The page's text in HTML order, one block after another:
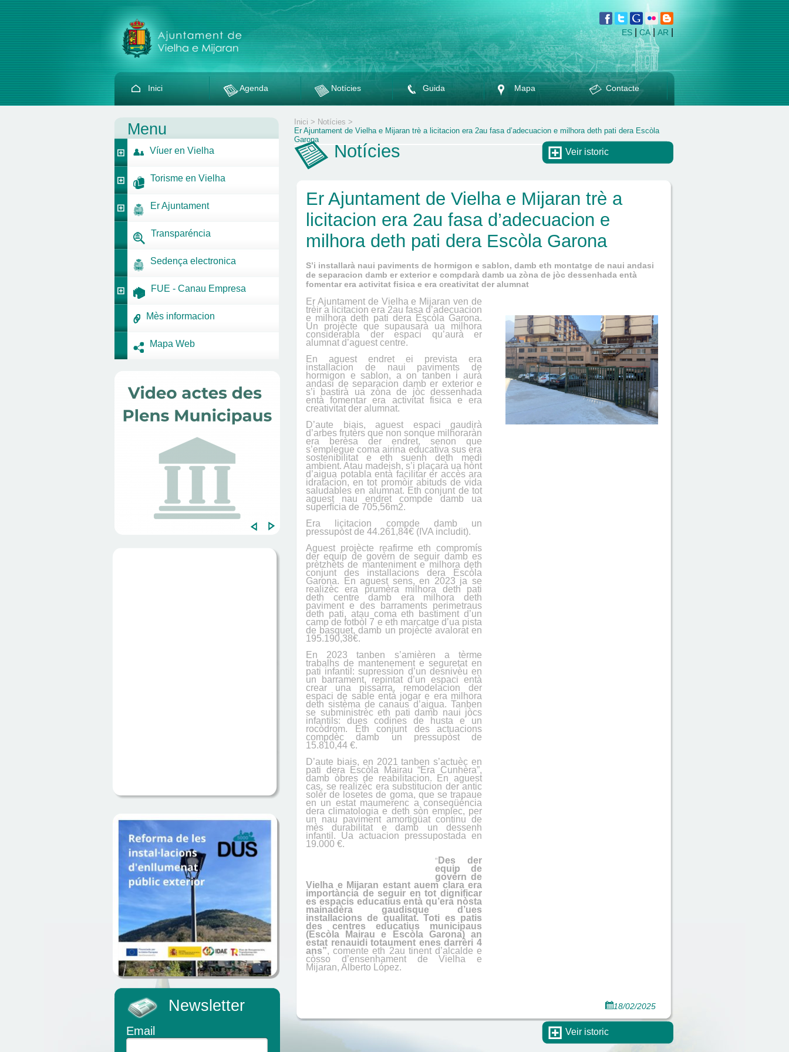
ES CA | AR
Inici Agenda Notícies Guida Mapa Contacte
Menu
Víuer en Vielha
Torisme en Vielha
Er Ajuntament
Transparéncia
Sedença electronica
FUE - Canau Empresa
Mès informacion
Mapa Web
Newsletter
Email
Inici > Notícies >
Er Ajuntament de Vielha e Mijaran trè a licitacion era 2au fasa d’adecuacion e milhora deth pati dera Escòla
Garona
Notícies Veir istoric
Er Ajuntament de Vielha e Mijaran trè a
licitacion era 2au fasa d’adecuacion e
milhora deth pati dera Escòla Garona
S’i installarà naui paviments de hormigon e sablon, damb eth montatge de naui andasi
de separacion damb er exterior e compdarà damb ua zòna de jòc dessenhada entà
fomentar era activitat fisica e era creativitat der alumnat
Er Ajuntament de Vielha e Mijaran ven de
trèir a licitacion era 2au fasa d’adecuacion
e milhora deth pati dera Escòla Garona.
Un projècte que supausarà ua milhora
considerabla der espaci qu’aurà er
alumnat d’aguest centre.
En aguest endret ei prevista era
installacion de naui paviments de
hormigon e sablon, a on tanben i aurà
andasi de separacion damb er exterior e
s’i bastirà ua zòna de jòc dessenhada
entà fomentar era activitat fisica e era
creativitat der alumnat.
D’aute biais, aguest espaci gaudirà
d’arbes frutèrs que non sonque milhoraràn
era berèsa der endret, senon que
s’emplegue coma airina educativa sus era
sostenibilitat e eth suenh deth medi
ambient. Atau madeish, s’i plaçarà ua hònt
d’aigua potabla entà facilitar er accès ara
idratacion, en tot promòir abituds de vida
saludables en alumnat. Eth conjunt de tot
aguest nau endret compde damb ua
superfícia de 705,56m2.
Era licitacion compde damb un
pressupòst de 44.261,84€ (IVA includit).
Aguest projècte reafirme eth compromís
der equip de govèrn de seguir damb es
prètzhèts de manteniment e milhora deth
conjunt des installacions dera Escòla
Garona. En aguest sens, en 2023 ja se
realizèc era prumèra milhora deth pati
deth centre damb era milhora deth
paviment e des barraments perimetraus
deth pati, atau coma eth bastiment d’un
camp de fotbòl 7 e eth marcatge d’ua pista
de basquet, damb un projècte avalorat en
195.190,38€.
En 2023 tanben s’amièren a tèrme
trabalhs de mantenement e seguretat en
pati infantil: supression d’un desnivèu en
un barrament, repintat d’un espaci entà
crear una pissarra, remodelacion der
espaci de sable entà jogar e era milhora
deth sistèma de canaus d’aigua. Tanben
se subministrèc eth pati damb naui jòcs
infantils: dues codines de husta e un
rocòdrom. Eth conjunt des actuacions
compdèc damb un pressupòst de
15.810,44 €.
D’aute biais, en 2021 tanben s’actuèc en
pati dera Escòla Mairau “Era Cunhèra”,
damb òbres de reabilitacion. En aguest
cas, se realizèc era substitucion der antic
solèr de losetes de goma, que se trapaue
en un estat maumerenc a conseqüéncia
dera climatologia e deth sòn emplec, per
un nau paviment amortigüat continu de
mès durabilitat e damb un dessenh
infantil. Ua actuacion pressupostada en
19.000 €.
“ Des der
equip de
govèrn de
Vielha e Mijaran estant auem clara era
importància de seguir en tot dignificar
es espacis educatius entà qu’era nòsta
mainadèra gaudisque d’ues
installacions de qualitat. Toti es patis
des centres educatius municipaus
(Escòla Mairau e Escòla Garona) an
estat renauidi totaument enes darrèri 4
ans”, comente eth 2au tinent d’alcalde e
còsso d’ensenhament de Vielha e
Mijaran, Alberto López.
18/02/2025
Veir istoric